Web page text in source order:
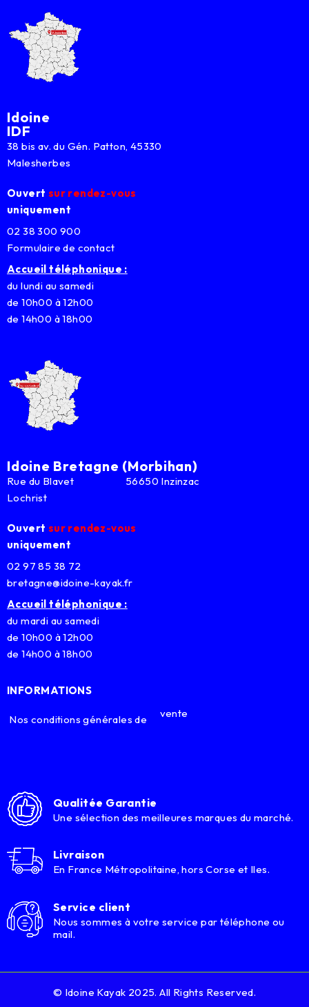
Idoine
IDF
38 bis av. du Gén. Patton, 45330
Malesherbes
Ouvert sur rendez-vous
uniquement
02 38 300 900
Formulaire de contact
Accueil téléphonique :
du lundi au samedi
de 10h00 à 12h00
de 14h00 à 18h00
Idoine Bretagne (Morbihan)
Rue du Blavet 56650 Inzinzac
Lochrist
Ouvert sur rendez-vous
uniquement
02 97 85 38 72
bretagne@idoine-kayak.fr
Accueil téléphonique :
du mardi au samedi
de 10h00 à 12h00
de 14h00 à 18h00
INFORMATIONS
Nos conditions générales de vente
Qualitée Garantie
Une sélection des meilleures marques du marché.
Livraison
En France Métropolitaine, hors Corse et Iles.
Service client
Nous sommes à votre service par téléphone ou
mail.
© Idoine Kayak 2025. All Rights Reserved.